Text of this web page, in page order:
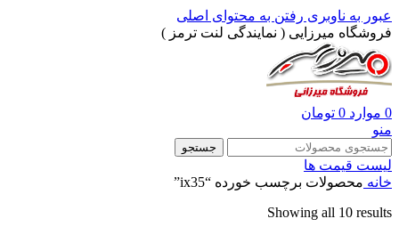
عبور به ناوبری رفتن به محتوای اصلی
فروشگاه میرزایی ( نمایندگی لنت ترمز )
0 موارد 0 تومان
منو
جستجو
لیست قیمت ها
خانه محصولات برچسب خورده “ix35”
Showing all 10 results